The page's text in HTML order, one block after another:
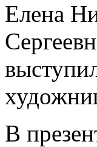
Елена
В